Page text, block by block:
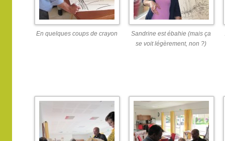
En quelques coups de crayon
Sandrine est ébahie (mais ça
se voit légèrement, non ?)